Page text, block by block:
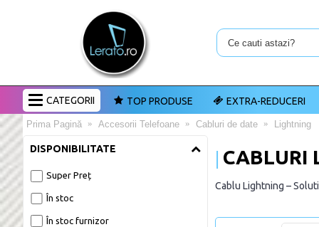
CATEGORII TOP PRODUSE EXTRA-REDUCERI
Prima Pagină Accesorii Telefoane Cabluri de date Lightning
DISPONIBILITATE
Super Preț
În stoc
În stoc furnizor
CABLURI
Cablu Lightning –